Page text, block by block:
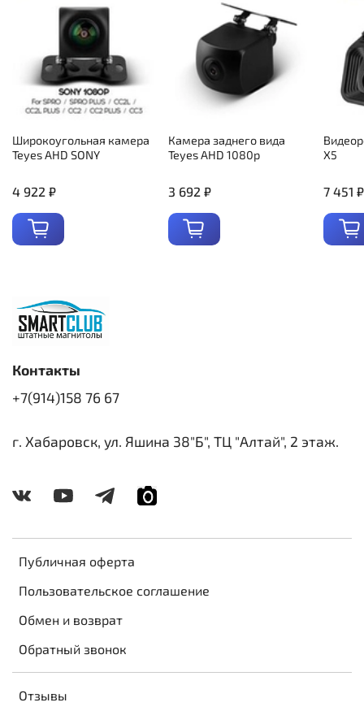
Широкоугольная камера
Teyes AHD SONY
4 922 ₽
Камера заднего вида
Teyes AHD 1080p
3 692 ₽
X5
7 451 ₽
Публичная оферта
Пользовательское соглашение
Обмен и возврат
Обратный звонок
Отзывы
Контакты
+7(914)158 76 67
г. Хабаровск, ул. Яшина 38"Б", ТЦ "Алтай", 2 этаж.